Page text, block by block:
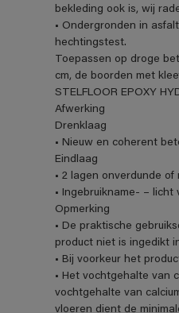
bekleding ook is, wij
• Ondergronden in
hechtingstest.
Toepassen op droge
cm, de boorden met
STELFLOOR EPOXY
Afwerking
Drenklaag
• Nieuw en coherent
Eindlaag
• 2 lagen onverdunde of
• Ingebruikname- –
Opmerking
• De praktische
product niet is ingedikt
• Bij voorkeur het
• Het vochtgehalte van
vochtgehalte van
vloeren dient de